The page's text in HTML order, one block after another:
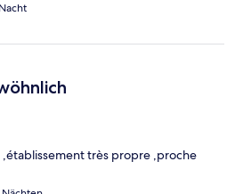
,établissement très propre ,proche